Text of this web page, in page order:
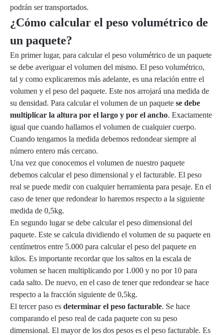
podrán ser transportados.
¿Cómo calcular el peso volumétrico de
un paquete?
En primer lugar, para calcular el peso volumétrico de un paquete
se debe averiguar el volumen del mismo. El peso volumétrico,
tal y como explicaremos más adelante, es una relación entre el
volumen y el peso del paquete. Este nos arrojará una medida de
su densidad. Para calcular el volumen de un paquete se debe
multiplicar la altura por el largo y por el ancho. Exactamente
igual que cuando hallamos el volumen de cualquier cuerpo.
Cuando tengamos la medida debemos redondear siempre al
número entero más cercano.
Una vez que conocemos el volumen de nuestro paquete
debemos calcular el peso dimensional y el facturable. El peso
real se puede medir con cualquier herramienta para pesaje. En el
caso de tener que redondear lo haremos respecto a la siguiente
medida de 0,5kg.
En segundo lugar se debe calcular el peso dimensional del
paquete. Este se calcula dividiendo el volumen de su paquete en
centímetros entre 5.000 para calcular el peso del paquete en
kilos. Es importante recordar que los saltos en la escala de
volumen se hacen multiplicando por 1.000 y no por 10 para
cada salto. De nuevo, en el caso de tener que redondear se hace
respecto a la fracción siguiente de 0,5kg.
El tercer paso es determinar el peso facturable. Se hace
comparando el peso real de cada paquete con su peso
dimensional. El mayor de los dos pesos es el peso facturable. Es